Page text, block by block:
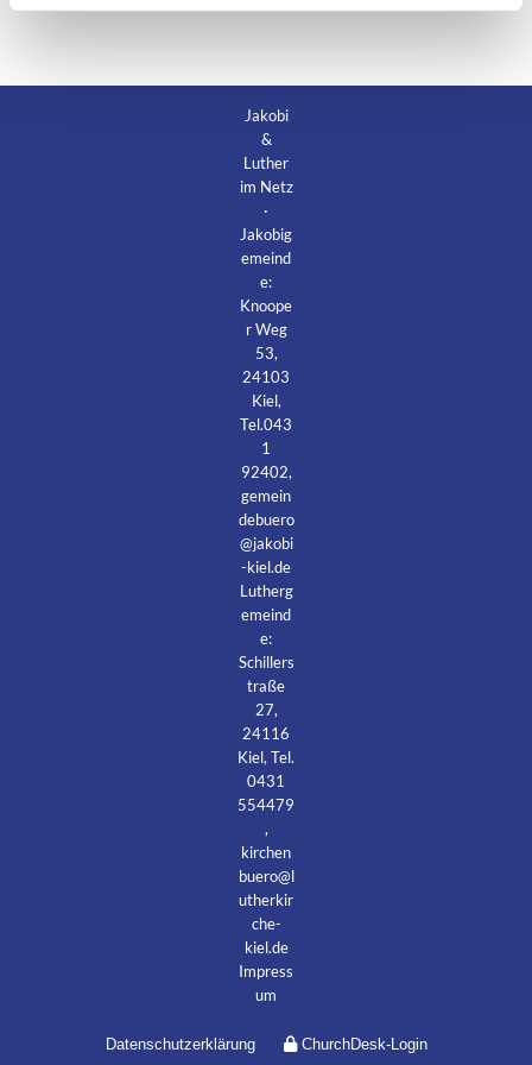
Jakobi
&
Luther
im Netz
·
Jakobig
emeind
e:
Knoope
r Weg
53,
24103
Kiel,
Tel.043
1
92402,
gemein
debuero
@jakobi
-kiel.de
Lutherg
emeind
e:
Schillers
traße
27,
24116
Kiel, Tel.
0431
554479
,
kirchen
buero@l
utherkir
che-
kiel.de
Impress
um
Datenschutzerklärung ChurchDesk-Login